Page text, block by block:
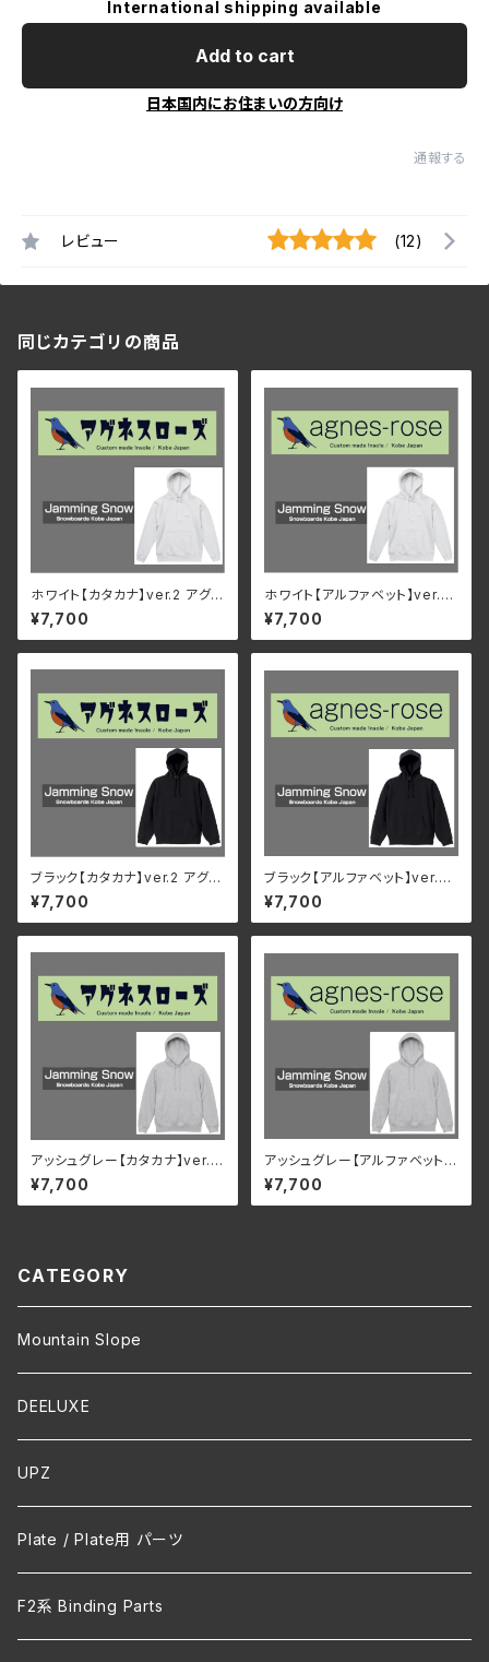
International shipping available
Add to cart
日本国内にお住まいの方向け
通報する
レビュー (12)
同じカテゴリの商品
ホワイト【カタカナ】ver.2 アグ
ネスローズ & Jamming Snow
オリジナルパーカー
¥7,700
ホワイト【アルファベット】ver.2
アグネスローズ & Jamming S
now オリジナルパーカー
¥7,700
ブラック【カタカナ】ver.2 アグネ
スローズ & Jamming Snow
オリジナルパーカー
¥7,700
ブラック【アルファベット】ver.2
アグネスローズ & Jamming S
now オリジナルパーカー
¥7,700
アッシュグレー【カタカナ】ver.2
アグネスローズ & Jamming S
now オリジナルパーカー
¥7,700
アッシュグレー【アルファベット】
ver.2 アグネスローズ & Jamm
ing Snow オリジナルパーカー
¥7,700
CATEGORY
Mountain Slope
DEELUXE
UPZ
Plate / Plate用 パーツ
F2系 Binding Parts